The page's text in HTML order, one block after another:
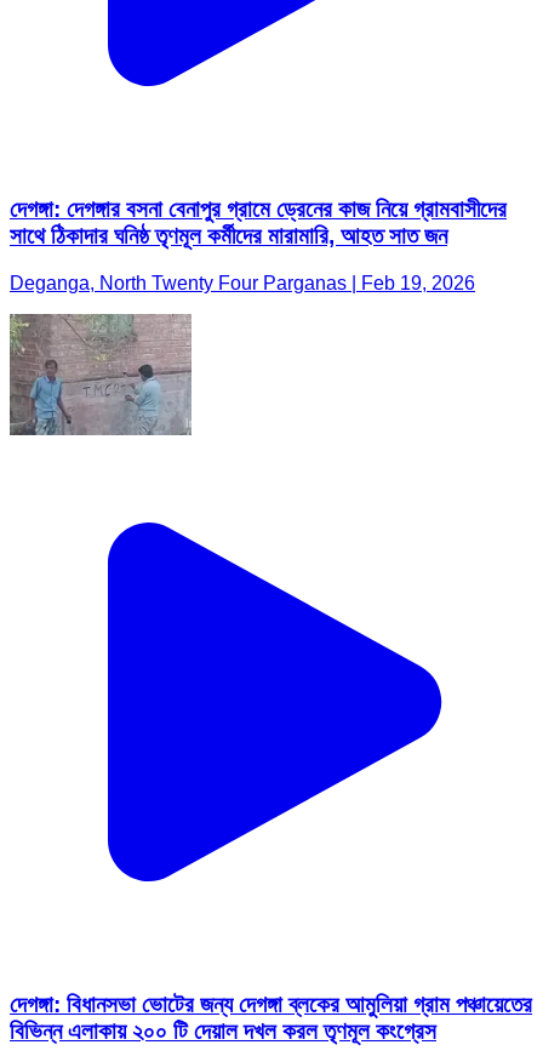
দেগঙ্গা: দেগঙ্গার বসনা বেনাপুর গ্রামে ড্রেনের কাজ নিয়ে গ্রামবাসীদের
সাথে ঠিকাদার ঘনিষ্ঠ তৃণমূল কর্মীদের মারামারি, আহত সাত জন
Deganga, North Twenty Four Parganas | Feb 19, 2026
দেগঙ্গা: বিধানসভা ভোটের জন্য দেগঙ্গা ব্লকের আমুলিয়া গ্রাম পঞ্চায়েতের
বিভিন্ন এলাকায় ২০০ টি দেয়াল দখল করল তৃণমূল কংগ্রেস